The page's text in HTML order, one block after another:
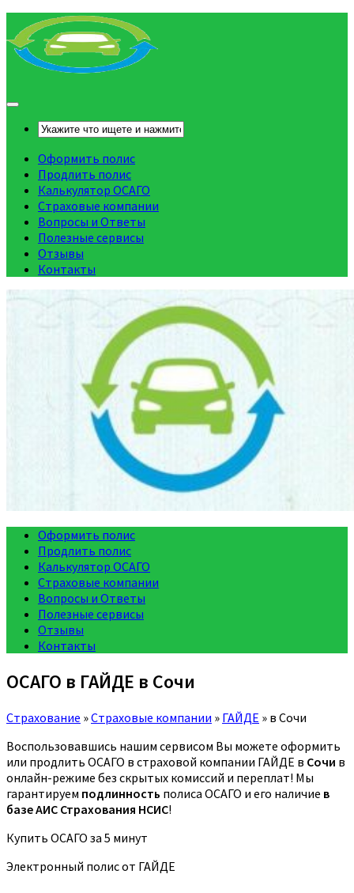
Оформить полис
Продлить полис
Калькулятор ОСАГО
Страховые компании
Вопросы и Ответы
Полезные сервисы
Отзывы
Контакты
Оформить полис
Продлить полис
Калькулятор ОСАГО
Страховые компании
Вопросы и Ответы
Полезные сервисы
Отзывы
Контакты
ОСАГО в ГАЙДЕ в Сочи
Страхование »Страховые компании » ГАЙДЕ » в Сочи
Воспользовавшись нашим сервисом Вы можете оформить
или продлить ОСАГО в страховой компании ГАЙДЕ в Сочи в
онлайн-режиме без скрытых комиссий и переплат! Мы
гарантируем подлинность полиса ОСАГО и его наличие в
базе АИС Страхования НСИС!
Купить ОСАГО за 5 минут
Электронный полис от ГАЙДЕ